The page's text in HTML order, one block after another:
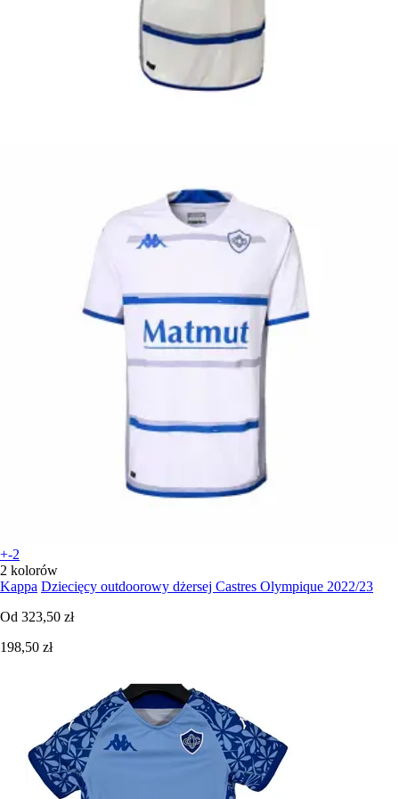
+-2
2 kolorów
Kappa Dziecięcy outdoorowy dżersej Castres Olympique 2022/23
Od 323,50 zł
198,50 zł